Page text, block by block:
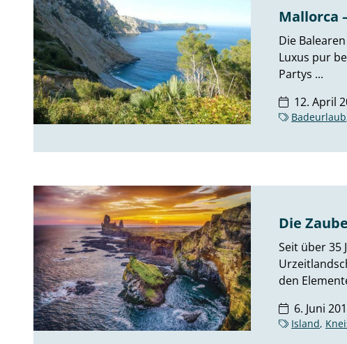
Mallorca
Die
Luxus pur
Partys ...
12. April
Badeurlaub
Die
Seit über 35
den
6. Juni
Island,